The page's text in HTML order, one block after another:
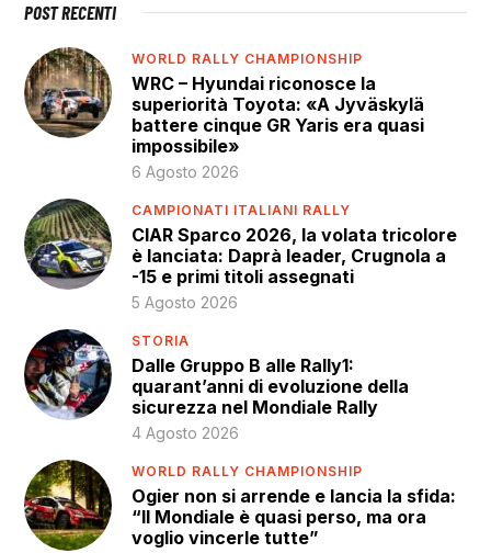
POST RECENTI
WORLD RALLY CHAMPIONSHIP
WRC – Hyundai riconosce la
superiorità Toyota: «A Jyväskylä
battere cinque GR Yaris era quasi
impossibile»
6 Agosto 2026
CAMPIONATI ITALIANI RALLY
CIAR Sparco 2026, la volata tricolore
è lanciata: Daprà leader, Crugnola a
-15 e primi titoli assegnati
5 Agosto 2026
STORIA
Dalle Gruppo B alle Rally1:
quarant’anni di evoluzione della
sicurezza nel Mondiale Rally
4 Agosto 2026
WORLD RALLY CHAMPIONSHIP
Ogier non si arrende e lancia la sfida:
“Il Mondiale è quasi perso, ma ora
voglio vincerle tutte”